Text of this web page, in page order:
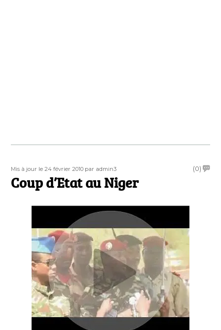
Publié
le
Mis à jour le 24 février 2010 Auteur
par admin3 (0)on
Coup d’Etat au Niger